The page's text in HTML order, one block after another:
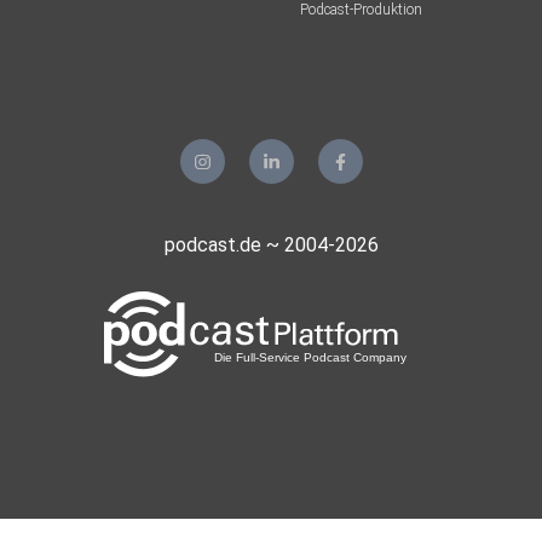
Podcast-Produktion
podcast.de ~ 2004-2026